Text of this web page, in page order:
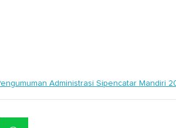
Administrasi Sipencatar Mandiri